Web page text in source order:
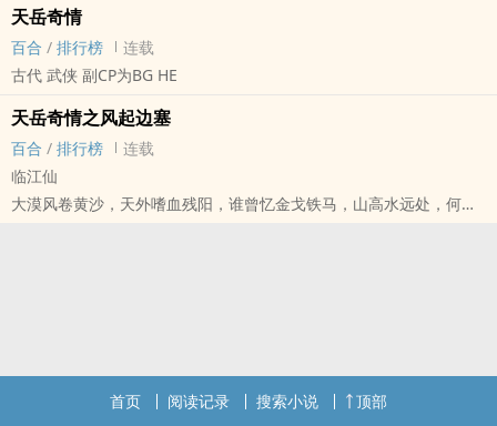
两个不同成长背景、又有着不同的目的的女人走到一起，不知又会产
生怎样的故事？敬请期待。
竟是九爪神龙转世真身。
龙行云：龙皇之长女，身为九爪金龙。游历天下之际遇见灵巫族巫清
竹，两情相悦，私定终身，却因阴差阳错，造就了一副‍‎浪­‎‍荡‎​​性子。
巫清竹：灵巫族巫女，女娲转世真身，生性外柔内刚，时刻以灵巫族
安危为己任，面冷心热，胸有丘壑。
胡灵姬：九尾灵狐，千年修为。姿容绝代，性情黠慧，敢爱敢恨，佳
人无双。
天岳奇情
百合 / 排行榜
连载
古代 武侠 副CP为BG HE
天岳奇情之风起边塞
百合 / 排行榜
连载
临江仙
大漠风卷黄沙，天外嗜血残阳，谁曾忆金戈铁马，山高水远处，何处
世魔头，不知会擦出怎样的火花？敬请期待。
首页 阅读记录 搜索小说 顶部